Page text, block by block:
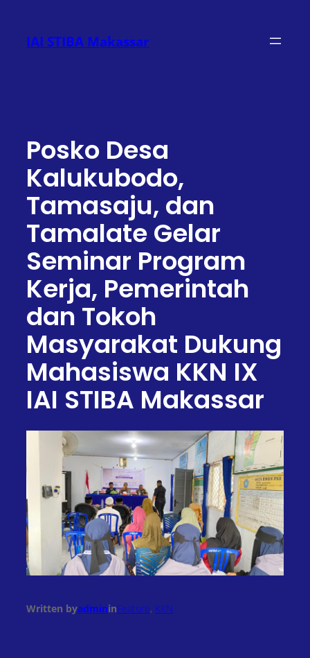
konten
IAI STIBA Makassar
Posko Desa
Kalukubodo,
Tamasaju, dan
Tamalate Gelar
Seminar Program
Kerja, Pemerintah
dan Tokoh
Masyarakat Dukung
Mahasiswa KKN IX
IAI STIBA Makassar
Written byadmininFeature, KKN